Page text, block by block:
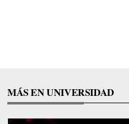
MÁS EN UNIVERSIDAD